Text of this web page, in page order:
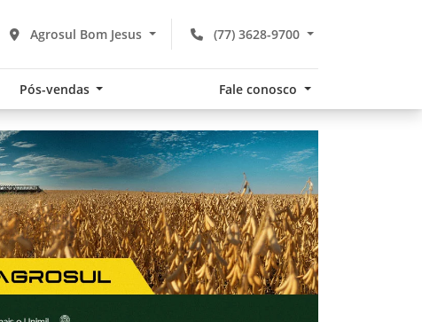
(77) 3628-9700
Agrosul Bom Jesus
Pós-vendas Fale conosco